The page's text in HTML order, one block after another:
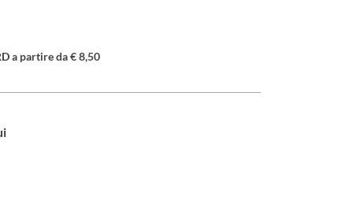
a partire da € 8,50